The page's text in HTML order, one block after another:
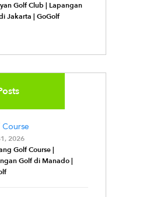
Golf Club | Lapangan
Jakarta | GoGolf
Course
2026
Golf Course |
Golf di Manado |